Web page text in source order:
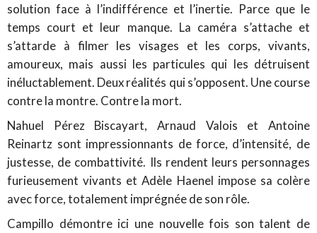
solution face à l’indifférence et l’inertie. Parce que le
temps court et leur manque. La caméra s’attache et
s’attarde à filmer les visages et les corps, vivants,
amoureux, mais aussi les particules qui les détruisent
inéluctablement. Deux réalités qui s’opposent. Une course
contre la montre. Contre la mort.
Nahuel Pérez Biscayart, Arnaud Valois et Antoine
Reinartz sont impressionnants de force, d’intensité, de
justesse, de combattivité. Ils rendent leurs personnages
furieusement vivants et Adèle Haenel impose sa colère
avec force, totalement imprégnée de son rôle.
Campillo démontre ici une nouvelle fois son talent de